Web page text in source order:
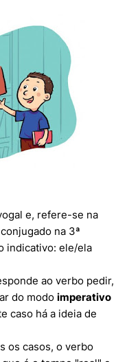
e, refere-se na
na 3ª
indicativo: ele/ela
ao verbo pedir,
do modo imperativo
caso há a ideia de
os casos, o verbo